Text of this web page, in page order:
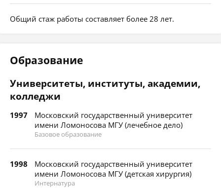
Общий стаж работы составляет более 28 лет.
Образование
Университеты, институты, академии,
колледжи
1997
Московский государственный университет
имени Ломоносова МГУ (лечебное дело)
Базовое образование
1998
Московский государственный университет
имени Ломоносова МГУ (детская хирургия)
Интернатура